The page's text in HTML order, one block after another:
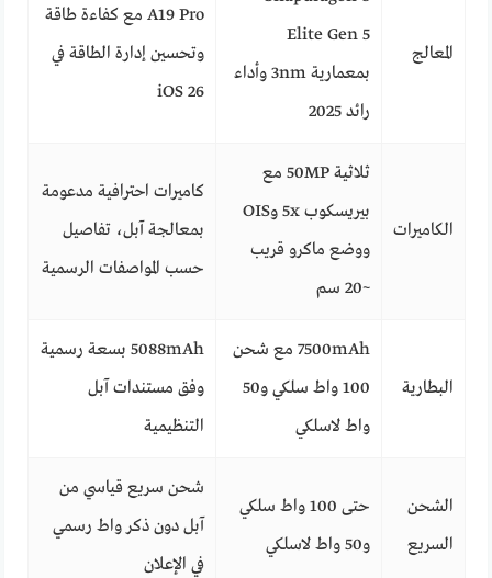
المعالج
Elite Gen 5
بمعمارية 3nm وأداء
رائد 2025
A19 Pro مع كفاءة طاقة
وتحسين إدارة الطاقة في
iOS 26
الكاميرات
ثلاثية 50MP مع
بيريسكوب 5x وOIS
ووضع ماكرو قريب
~20 سم
كاميرات احترافية مدعومة
بمعالجة آبل، تفاصيل
حسب المواصفات الرسمية
البطارية
7500mAh مع شحن
100 واط سلكي و50
واط لاسلكي
5088mAh بسعة رسمية
وفق مستندات آبل
التنظيمية
الشحن
السريع
حتى 100 واط سلكي
و50 واط لاسلكي
شحن سريع قياسي من
آبل دون ذكر واط رسمي
في الإعلان